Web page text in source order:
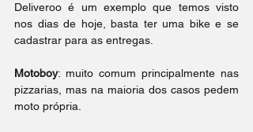
Deliveroo é um exemplo que temos visto
nos dias de hoje, basta ter uma bike e se
cadastrar para as entregas.
Motoboy: muito comum principalmente nas
pizzarias, mas na maioria dos casos pedem
moto própria.